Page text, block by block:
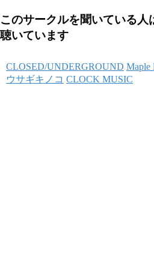
このサークルを聞いている人
聴いています
CLOSED/UNDERGROUND Maple
ウサギキノコ CLOCK MUSIC